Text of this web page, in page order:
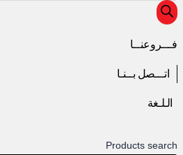
فـــروعنــا
اتـــصل بــنـا
الـلـغة
Products search